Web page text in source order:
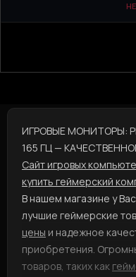
ИГРОВЫЕ МОНИТОРЫ:
165 ГЦ —
Сайт игровых
купить геймерский
В нашем магазине у
лучшие геймерские
цены и надежное
приобретения.
товаров, таких как